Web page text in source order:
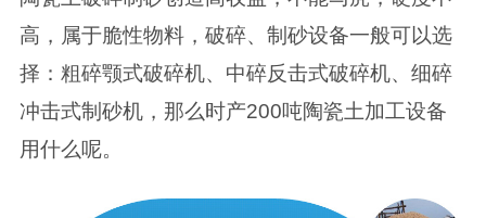
高，属于脆性物料，破碎、制砂设备一般可以选
择：粗碎颚式破碎机、中碎反击式破碎机、细碎
冲击式制砂机，那么时产200吨陶瓷土加工设备
用什么呢。